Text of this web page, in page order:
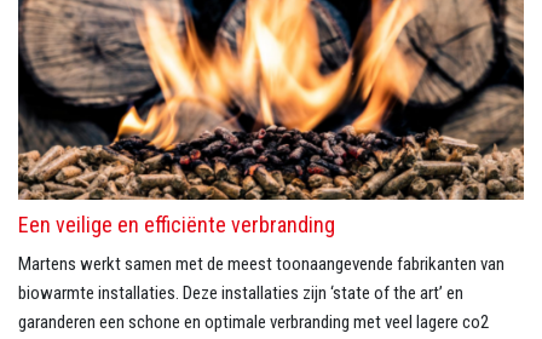
Een veilige en efficiënte verbranding
Martens werkt samen met de meest toonaangevende fabrikanten van
biowarmte installaties. Deze installaties zijn ‘state of the art’ en
garanderen een schone en optimale verbranding met veel lagere co2